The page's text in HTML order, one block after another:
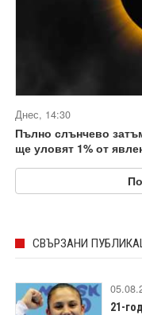
Днес, 14:30
Пълно слънчево
ще уловят 1% от
СВЪРЗАНИ
21-